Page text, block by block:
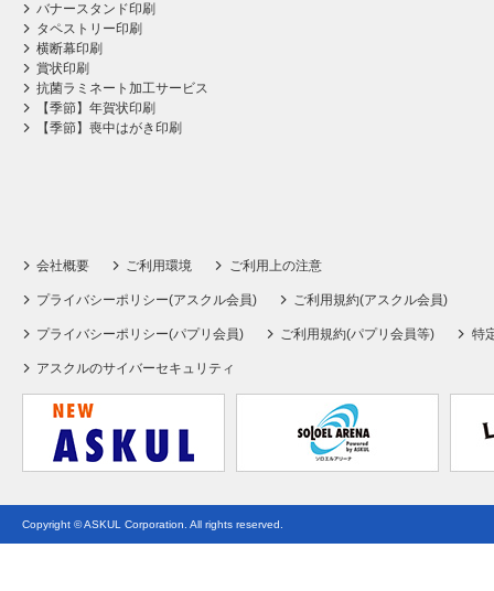
バナースタンド印刷
タペストリー印刷
横断幕印刷
賞状印刷
抗菌ラミネート加工サービス
【季節】年賀状印刷
【季節】喪中はがき印刷
会社概要 ご利用環境 ご利用上の注意
プライバシーポリシー(アスクル会員) ご利用規約(アスクル会員)
プライバシーポリシー(パプリ会員) ご利用規約(パプリ会員等) 特
アスクルのサイバーセキュリティ
Copyright © ASKUL Corporation. All rights reserved.